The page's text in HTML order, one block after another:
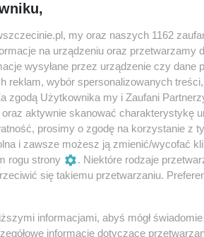
Adam Opatowicz, Felipe Céspedes
my oraz naszych 1162
na urządzeniu oraz przetwarzamy
wysyłane przez urządzenie czy dane
reklam, wybór spersonalizowanych
zgodą Użytkownika my i Zaufani
aktywnie skanować charakterystykę
prosimy o zgodę na korzystanie z
i zawsze możesz ją zmienić/wycofać
rogu strony
. Niektóre rodzaje
się takiemu przetwarzaniu.
informacjami, abyś mógł
informacje dotyczące